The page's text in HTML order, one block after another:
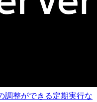
調整ができる定期実行な